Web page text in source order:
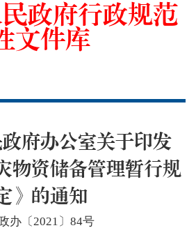
政府行政规范
文件库
府办公室关于印发
物资储备管理暂行规
》的通知
办〔2021〕84号